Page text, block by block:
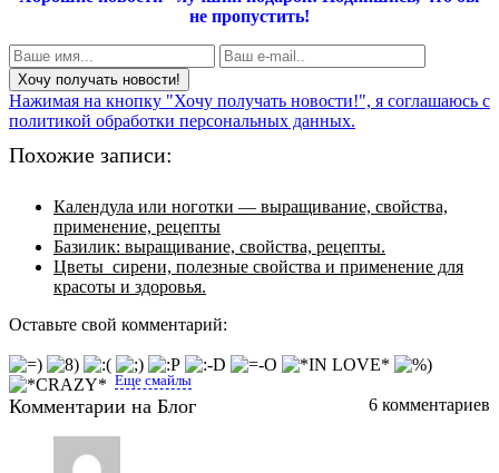
не пропустить!
Нажимая на кнопку "Хочу получать новости!", я соглашаюсь с
политикой обработки персональных данных.
Похожие записи:
Календула или ноготки — выращивание, свойства,
применение, рецепты
Базилик: выращивание, свойства, рецепты.
Цветы сирени, полезные свойства и применение для
красоты и здоровья.
Оставьте свой комментарий:
Еще смайлы
Комментарии на Блог 6 комментариев